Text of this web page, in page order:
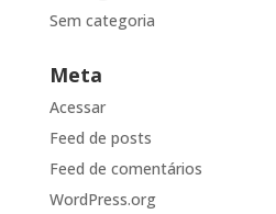
Sem categoria
Meta
Acessar
Feed de posts
Feed de comentários
WordPress.org